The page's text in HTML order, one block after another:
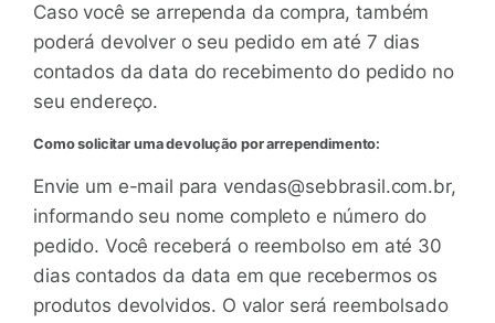
Caso você se arrependa da compra, também
poderá devolver o seu pedido em até 7 dias
contados da data do recebimento do pedido no
seu endereço.
Como solicitar uma devolução por arrependimento:
Envie um e-mail para vendas@sebbrasil.com.br,
informando seu nome completo e número do
pedido. Você receberá o reembolso em até 30
dias contados da data em que recebermos os
produtos devolvidos. O valor será reembolsado